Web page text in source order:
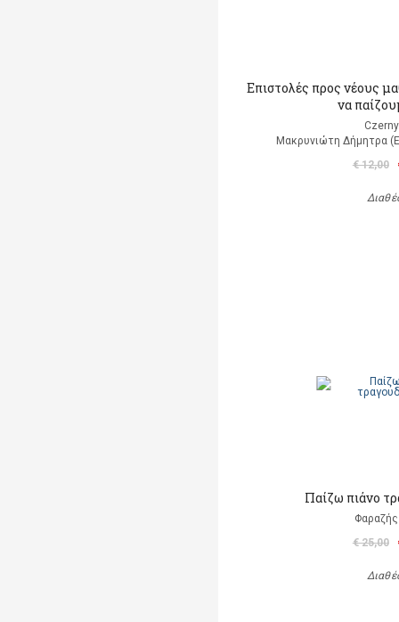
Επιστολές προς νέους
να
Μακρυνιώτη Δήμητρα
€ 12,00
Παίζω πιάνο
€ 25,00